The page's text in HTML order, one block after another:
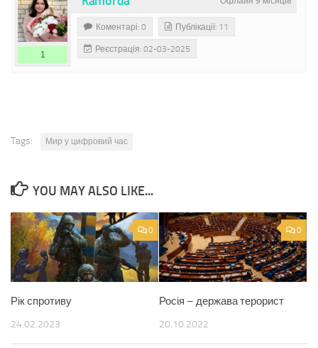
1
Коментарі: 0 Публікації: 11
Реєстрація: 02-03-2025
Tags: Мир у цифровий час
YOU MAY ALSO LIKE...
0
Рік спротиву
24.02.2023
0
Росія – держава терорист
20.10.2022